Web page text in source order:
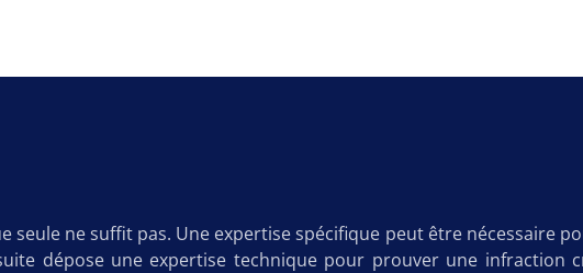
seule ne suffit pas. Une expertise spécifique peut être nécessaire
dépose une expertise technique pour prouver une infraction